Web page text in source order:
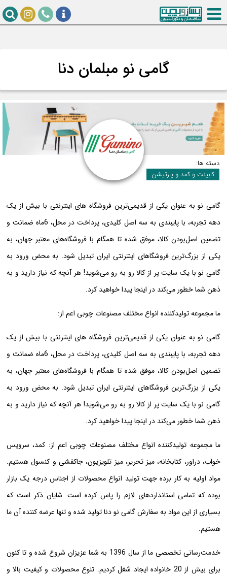
گامی نو مبلمان دنا
دسته ها:
کابینت و کمد و پارتیشن
گامی نو به عنوان یکی از قدیمی‌ترین فروشگاه های اینترنتی با بیش از یک
دهه تجربه، با پایبندی به سه اصل کلیدی، پرداخت در محل، 6ماه ضمانت و
تضمین اصل‌بودن کالا، موفق شده تا همگام با فروشگاه‌های معتبر جهان، به
یکی از بزرگ‌ترین فروشگاهای اینترنتی ایران تبدیل شود. به محض ورود به
گامی نو با یک سایت پر از کالا رو به رو می‌شوید! هر آنچه که نیاز دارید و به
ذهن شما خطور می‌کند در اینجا پیدا خواهید کرد.
ما مجموعه تولیدکننده انواع مختلف مصنوعات چوبی اعم از:
گامی نو به عنوان یکی از قدیمی‌ترین فروشگاه های اینترنتی با بیش از یک
دهه تجربه، با پایبندی به سه اصل کلیدی، پرداخت در محل، 6ماه ضمانت و
تضمین اصل‌بودن کالا، موفق شده تا همگام با فروشگاه‌های معتبر جهان، به
یکی از بزرگ‌ترین فروشگاهای اینترنتی ایران تبدیل شود. به محض ورود به
گامی نو با یک سایت پر از کالا رو به رو می‌شوید! هر آنچه که نیاز دارید و به
ذهن شما خطور می‌کند در اینجا پیدا خواهید کرد.
ما مجموعه تولیدکننده انواع مختلف مصنوعات چوبی اعم از: کمد، سرویس
خواب، دراور، کتابخانه، میز تحریر، میز تلویزیون، جاکفشی و کنسول هستیم.
مواد اولیه به کار برده جهت تولید انواع محصولات از اجناس درجه یک بازار
بوده که تمامی استانداردهای لازم را پاس کرده است. شایان ذکر است که
بسیاری از این مواد به سفارش گامی نو دنا تولید شده و تنها عرضه کننده آن ما
هستیم.
خدمت‌رسانی تخصصی ما از سال 1396 به شما عزیزان شروع شده و تا کنون
برای بیش از 20 خانواده ایجاد شغل کردیم. تنوع محصولات و کیفیت بالا و